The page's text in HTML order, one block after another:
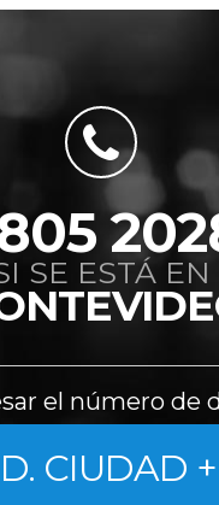
SE ESTÁ EN
el número de
CIUDAD